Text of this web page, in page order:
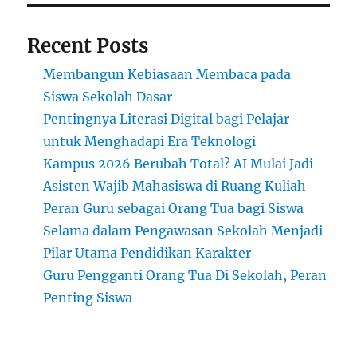
Industri
Recent Posts
Membangun Kebiasaan Membaca pada
Siswa Sekolah Dasar
Pentingnya Literasi Digital bagi Pelajar
untuk Menghadapi Era Teknologi
Kampus 2026 Berubah Total? AI Mulai Jadi
Asisten Wajib Mahasiswa di Ruang Kuliah
Peran Guru sebagai Orang Tua bagi Siswa
Selama dalam Pengawasan Sekolah Menjadi
Pilar Utama Pendidikan Karakter
Guru Pengganti Orang Tua Di Sekolah, Peran
Penting Siswa